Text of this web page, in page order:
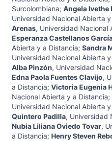
Surcolombiana; Angela Ivethe
Universidad Nacional Abierta
Arenas, Universidad Nacional
Esperanza Castellanos
Abierta y a Distancia; Sandra
Universidad Nacional Abierta
Alba Pinzón, Universidad
Edna Paola Fuentes Clavijo,
a Distancia; Victoria Eugenia
Nacional Abierta y a Distancia;
Universidad Nacional Abierta
Quintero Padilla, Universidad
Nubia Liliana Oviedo Tovar,
a Distancia; Henry Steven